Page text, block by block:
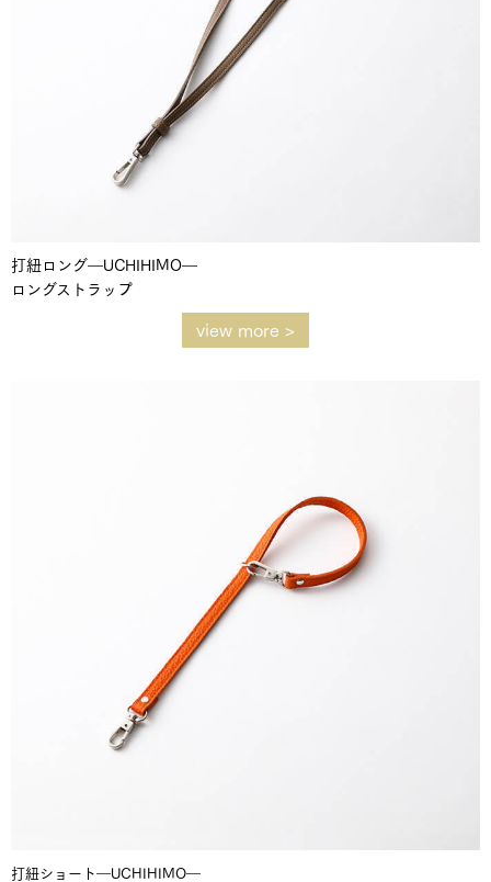
打紐ロング―UCHIHIMO―
ロングストラップ
view more >
打紐ショート―UCHIHIMO―